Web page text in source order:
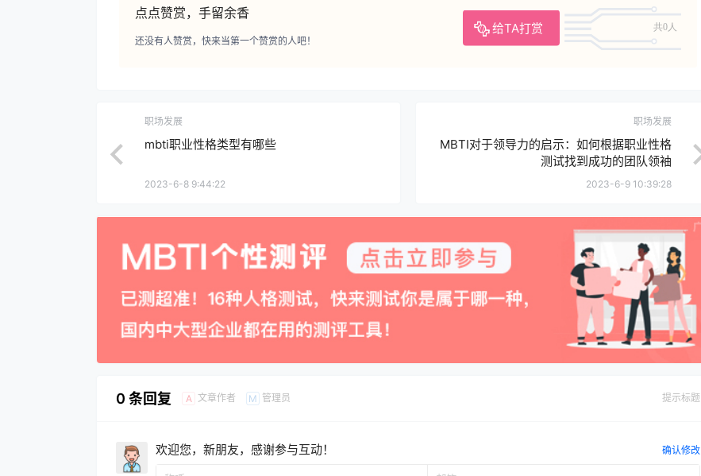
点点赞赏，手留余香
给TA打赏 共0人
还没有人赞赏，快来当第一个赞赏的人吧！
职场发展
mbti职业性格类型有哪些
2023-6-8 9:44:22
职场发展
MBTI对于领导力的启示：如何根据职业性格
测试找到成功的团队领袖
2023-6-9 10:39:28
0 条回复 A 文章作者 M 管理员 提示标题
欢迎您，新朋友，感谢参与互动！ 确认修改